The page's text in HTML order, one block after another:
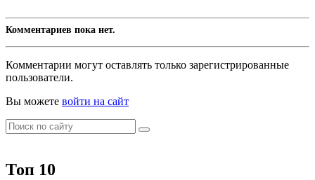
Комментариев пока нет.
Комментарии могут оставлять только зарегистрированные
пользователи.
Вы можете войти на сайт
Топ 10